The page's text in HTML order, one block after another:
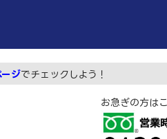
ジでチェックしよう！
お急ぎの方は